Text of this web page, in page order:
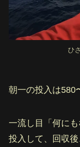
ひ
朝一の投入は580
一流し目「何に
投入して、回収